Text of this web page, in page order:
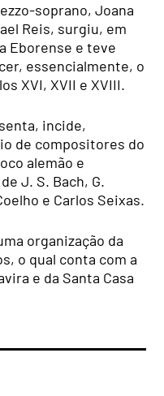
soprano, Joana
Reis, surgiu, em
Eborense e teve
essencialmente, o
XVI, XVII e XVIII.
incide,
de compositores do
alemão e
J. S. Bach, G.
e Carlos Seixas.
organização da
o qual conta com a
e da Santa Casa